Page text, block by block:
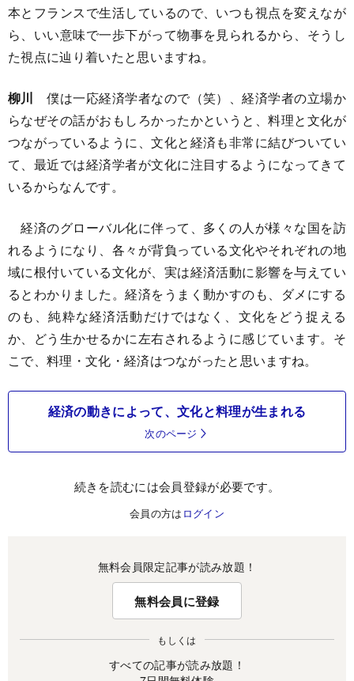
本とフランスで生活しているので、いつも視点を変えなが
ら、いい意味で一歩下がって物事を見られるから、そうし
た視点に辿り着いたと思いますね。
柳川 僕は一応経済学者なので（笑）、経済学者の立場か
らなぜその話がおもしろかったかというと、料理と文化が
つながっているように、文化と経済も非常に結びついてい
て、最近では経済学者が文化に注目するようになってきて
いるからなんです。
経済のグローバル化に伴って、多くの人が様々な国を訪
れるようになり、各々が背負っている文化やそれぞれの地
域に根付いている文化が、実は経済活動に影響を与えてい
るとわかりました。経済をうまく動かすのも、ダメにする
のも、純粋な経済活動だけではなく、文化をどう捉える
か、どう生かせるかに左右されるように感じています。そ
こで、料理・文化・経済はつながったと思いますね。
経済の動きによって、文化と料理が生まれる
次のページ
続きを読むには会員登録が必要です。
会員の方は ログイン
無料会員限定記事が読み放題！
無料会員に登録
もしくは
すべての記事が読み放題！